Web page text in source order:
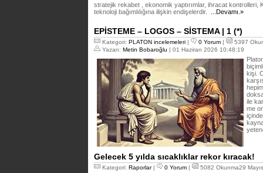
stratejik rekabet , ekonomik yaptırımlar, ihracat kontrolleri,
teknoloji bağımlılığına ilişkin endişelerdir.
...Devamı.»
EPİSTEME – LOGOS – SİSTEMA | 1 (*)
Kategori: PLATON incelemeleri | 0 Yorum |
5397
Yazan: Metin Bobaroğlu | 01 Haziran 2026 10:48:19
kişi.
ile
me
Gelecek 5 yılda sıcaklıklar rekor kıracak!
Kategori: Raporlar| 0 Yorum | 5082 Okunma29